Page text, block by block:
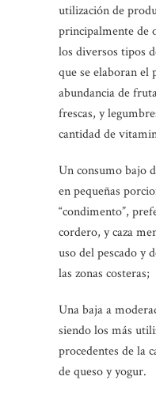
utilización de
principalmente de
los diversos tipos
que se elaboran el
abundancia de
frescas, y
cantidad de
Un consumo bajo
en pequeñas
“condimento”,
cordero, y caza
uso del pescado y
las zonas costeras;
Una baja a
siendo los más
procedentes de la
de queso y yogur.